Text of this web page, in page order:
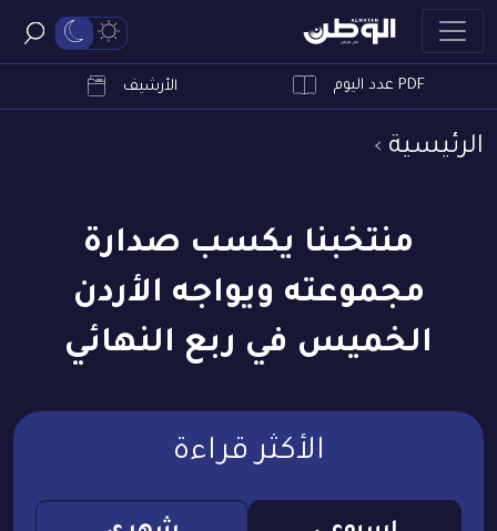
PDF عدد اليوم الأرشيف
الرئيسية
منتخبنا يكسب صدارة
مجموعته ويواجه الأردن
الخميس في ربع النهائي
الأكثر قراءة